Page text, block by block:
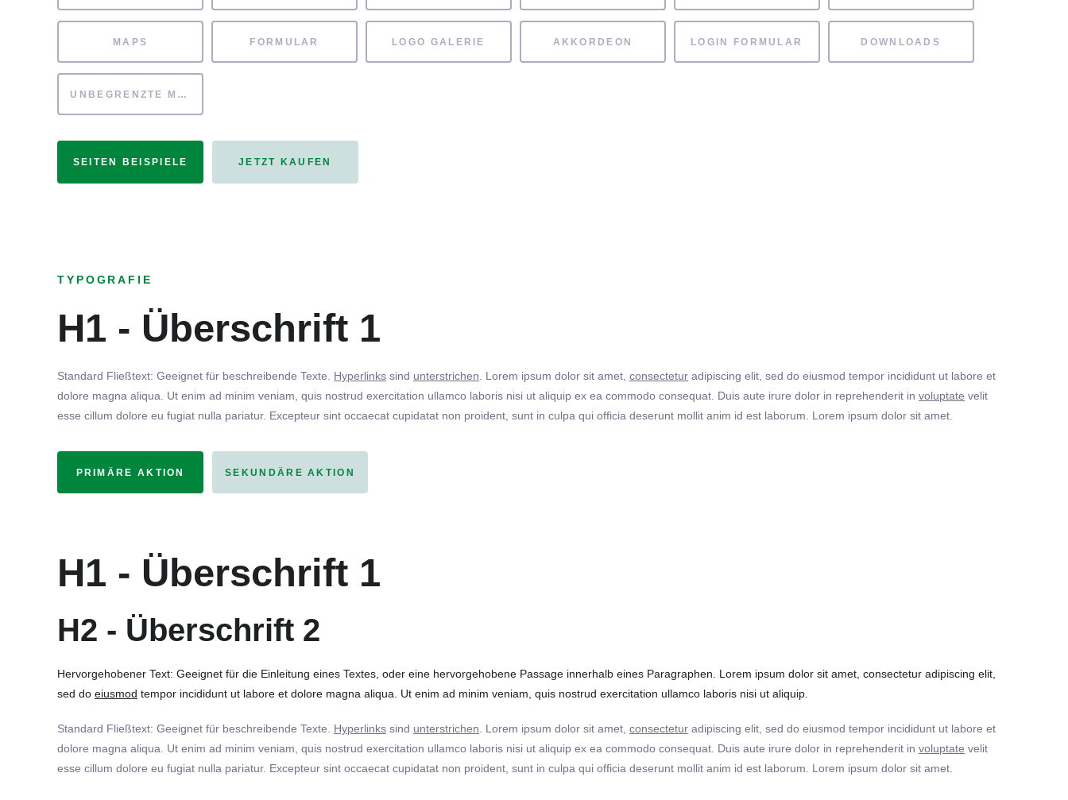
MAPS FORMULAR LOGO GALERIE AKKORDEON LOGIN FORMULAR DOWNLOADS
UNBEGRENZTE MÖGLICHKEITEN
SEITEN BEISPIELE JETZT KAUFEN
TYPOGRAFIE
H1 - Überschrift 1
Standard Fließtext: Geeignet für beschreibende Texte. Hyperlinks sind unterstrichen . Lorem ipsum dolor sit amet, consectetur adipiscing elit, sed do eiusmod tempor incididunt ut labore et
dolore magna aliqua. Ut enim ad minim veniam, quis nostrud exercitation ullamco laboris nisi ut aliquip ex ea commodo consequat. Duis aute irure dolor in reprehenderit in voluptate velit
esse cillum dolore eu fugiat nulla pariatur. Excepteur sint occaecat cupidatat non proident, sunt in culpa qui officia deserunt mollit anim id est laborum. Lorem ipsum dolor sit amet.
PRIMÄRE AKTION SEKUNDÄRE AKTION
H1 - Überschrift 1
H2 - Überschrift 2
Hervorgehobener Text: Geeignet für die Einleitung eines Textes, oder eine hervorgehobene Passage innerhalb eines Paragraphen. Lorem ipsum dolor sit amet, consectetur adipiscing elit,
sed do eiusmod tempor incididunt ut labore et dolore magna aliqua. Ut enim ad minim veniam, quis nostrud exercitation ullamco laboris nisi ut aliquip.
Standard Fließtext: Geeignet für beschreibende Texte. Hyperlinks sind unterstrichen. Lorem ipsum dolor sit amet, consectetur adipiscing elit, sed do eiusmod tempor incididunt ut labore et
dolore magna aliqua. Ut enim ad minim veniam, quis nostrud exercitation ullamco laboris nisi ut aliquip ex ea commodo consequat. Duis aute irure dolor in reprehenderit in voluptate velit
esse cillum dolore eu fugiat nulla pariatur. Excepteur sint occaecat cupidatat non proident, sunt in culpa qui officia deserunt mollit anim id est laborum. Lorem ipsum dolor sit amet.